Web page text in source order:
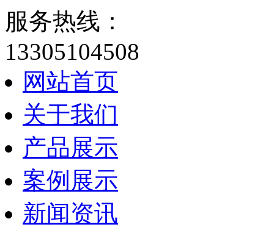
服务热线：
13305104508
网站首页
关于我们
产品展示
案例展示
新闻资讯